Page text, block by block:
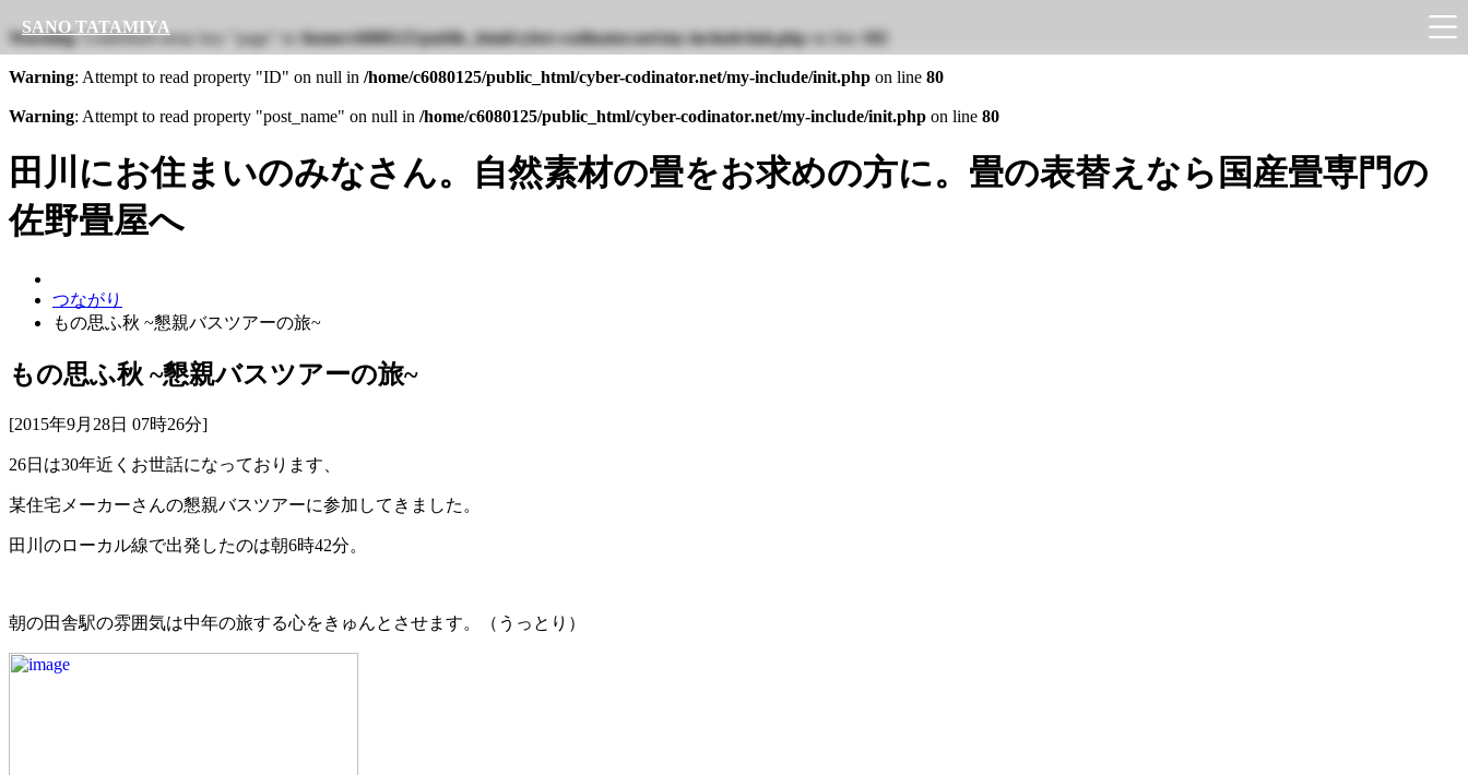
Warning: Undefined array key "page" in /home/c6080125/public_html/cyber-codinator.net/my-include/init.phpon line 102
Warning: Attempt to read property "ID" on null in /home/c6080125/public_html/cyber-codinator.net/my-include/init.php on line 80
Warning: Attempt to read property "post_name" on null in /home/c6080125/public_html/cyber-codinator.net/my-include/init.php on line 80
田川にお住まいのみなさん。自然素材の畳をお求めの方に。畳の表替えなら国産畳専門の
佐野畳屋へ
つながり
もの思ふ秋 ~懇親バスツアーの旅~
もの思ふ秋 ~懇親バスツアーの旅~
[2015年9月28日 07時26分]
26日は30年近くお世話になっております、
某住宅メーカーさんの懇親バスツアーに参加してきました。
田川のローカル線で出発したのは朝6時42分。
朝の田舎駅の雰囲気は中年の旅する心をきゅんとさせます。（うっとり）
SANO TATAMIYA